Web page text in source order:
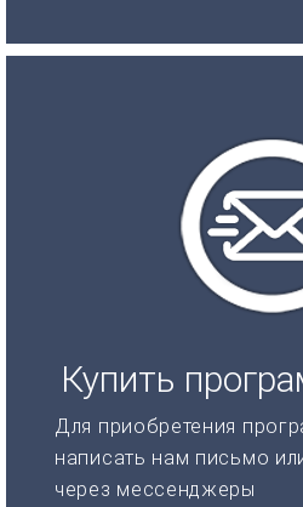
Купить
Для приобретения
написать нам письмо
через мессенджеры